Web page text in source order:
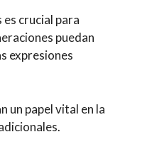
crucial para
puedan
expresiones
un papel vital en la